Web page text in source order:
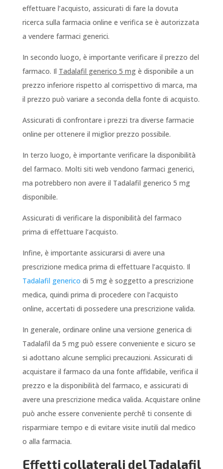
effettuare l’acquisto, assicurati di fare la dovuta
ricerca sulla farmacia online e verifica se è autorizzata
a vendere farmaci generici.
In secondo luogo, è importante verificare il prezzo del
farmaco. Il Tadalafil generico 5 mgè disponibile a un
prezzo inferiore rispetto al corrispettivo di marca, ma
il prezzo può variare a seconda della fonte di acquisto.
Assicurati di confrontare i prezzi tra diverse farmacie
online per ottenere il miglior prezzo possibile.
In terzo luogo, è importante verificare la disponibilità
del farmaco. Molti siti web vendono farmaci generici,
ma potrebbero non avere il Tadalafil generico 5 mg
disponibile.
Assicurati di verificare la disponibilità del farmaco
prima di effettuare l’acquisto.
Infine, è importante assicurarsi di avere una
prescrizione medica prima di effettuare l’acquisto. Il
Tadalafil generico di 5 mg è soggetto a prescrizione
medica, quindi prima di procedere con l’acquisto
online, accertati di possedere una prescrizione valida.
In generale, ordinare online una versione generica di
Tadalafil da 5 mg può essere conveniente e sicuro se
si adottano alcune semplici precauzioni. Assicurati di
acquistare il farmaco da una fonte affidabile, verifica il
prezzo e la disponibilità del farmaco, e assicurati di
avere una prescrizione medica valida. Acquistare online
può anche essere conveniente perchê ti consente di
risparmiare tempo e di evitare visite inutili dal medico
o alla farmacia.
Effetti collaterali del Tadalafil